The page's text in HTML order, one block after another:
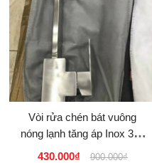
Vòi rửa chén bát vuông
nóng lạnh tăng áp Inox 304
Cao cấp K118 giá rẻ tại
430.000₫ 900.000₫